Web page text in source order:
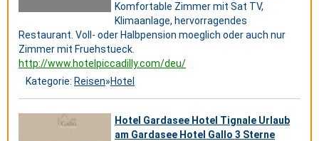
Komfortable Zimmer mit Sat TV,
Klimaanlage, hervorragendes
Restaurant. Voll- oder Halbpension moeglich oder auch nur
Zimmer mit Fruehstueck.
http://www.hotelpiccadilly.com/deu/
Kategorie: Reisen»Hotel
Hotel Gardasee Hotel Tignale Urlaub
am Gardasee Hotel Gallo 3 Sterne